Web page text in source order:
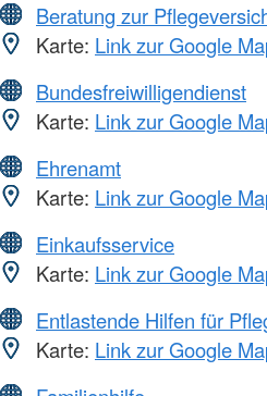
Beratung zur
Karte: Link zur Google
Bundesfreiwilligendienst
Karte: Link zur Google
Ehrenamt
Karte: Link zur Google
Einkaufsservice
Karte: Link zur Google
Entlastende Hilfen für
Karte: Link zur Google